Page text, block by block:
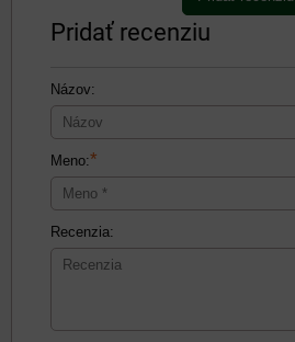
Pridať recenziu
Názov:
Meno:*
Recenzia: